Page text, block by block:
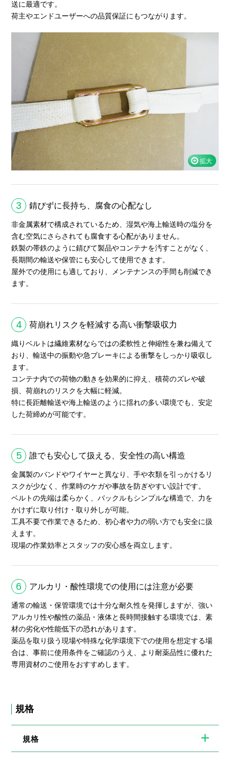
送に最適です。
荷主やエンドユーザーへの品質保証にもつながります。
3 錆びずに長持ち、腐食の心配なし
非金属素材で構成されているため、湿気や海上輸送時の塩分を
含む空気にさらされても腐食する心配がありません。
鉄製の帯鉄のように錆びて製品やコンテナを汚すことがなく、
長期間の輸送や保管にも安心して使用できます。
屋外での使用にも適しており、メンテナンスの手間も削減でき
ます。
4 荷崩れリスクを軽減する高い衝撃吸収力
織りベルトは繊維素材ならではの柔軟性と伸縮性を兼ね備えて
おり、輸送中の振動や急ブレーキによる衝撃をしっかり吸収し
ます。
コンテナ内での荷物の動きを効果的に抑え、積荷のズレや破
損、荷崩れのリスクを大幅に軽減。
特に長距離輸送や海上輸送のように揺れの多い環境でも、安定
した荷締めが可能です。
5 誰でも安心して扱える、安全性の高い構造
金属製のバンドやワイヤーと異なり、手や衣類を引っかけるリ
スクが少なく、作業時のケガや事故を防ぎやすい設計です。
ベルトの先端は柔らかく、バックルもシンプルな構造で、力を
かけずに取り付け・取り外しが可能。
工具不要で作業できるため、初心者や力の弱い方でも安全に扱
えます。
現場の作業効率とスタッフの安心感を両立します。
6 アルカリ・酸性環境での使用には注意が必要
通常の輸送・保管環境では十分な耐久性を発揮しますが、強い
アルカリ性や酸性の薬品・液体と長時間接触する環境では、素
材の劣化や性能低下の恐れがあります。
薬品を取り扱う現場や特殊な化学環境下での使用を想定する場
合は、事前に使用条件をご確認のうえ、より耐薬品性に優れた
専用資材のご使用をおすすめします。
規格
規格